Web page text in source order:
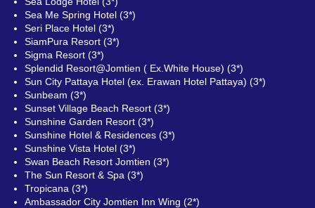
Sea Me Spring Hotel (3*)
Seri Place Hotel (3*)
SiamPura Resort (3*)
Sigma Resort (3*)
Splendid Resort@Jomtien ( Ex.White House) (3*)
Sun City Pattaya Hotel (ex. Erawan Hotel Pattaya) (3*)
Sunbeam (3*)
Sunset Village Beach Resort (3*)
Sunshine Garden Resort (3*)
Sunshine Hotel & Residences (3*)
Sunshine Vista Hotel (3*)
Swan Beach Resort Jomtien (3*)
The Sun Resort & Spa (3*)
Tropicana (3*)
Ambassador City Jomtien Inn Wing (2*)